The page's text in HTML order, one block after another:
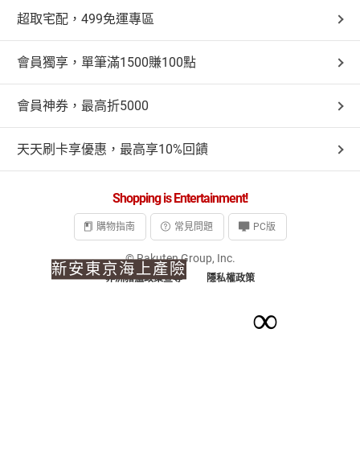
新安東京海上產險
∞
超取宅配，499免運專區
會員獨享，單筆滿1500賺100點
會員神券，最高折5000
天天刷卡享優惠，最高享10%回饋
Shopping is Entertainment!
購物指南 常見問題 PC版
© Rakuten Group, Inc.
非洲豬瘟政策宣導 隱私權政策